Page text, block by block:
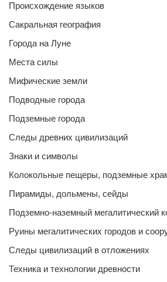
Происхождение языков
Сакральная география
Города на Луне
Места силы
Мифические земли
Подводные города
Подземные города
Следы древних цивилизаций
Знаки и символы
Колокольные пещеры, подземные
Пирамиды, дольмены, сейды
Подземно-наземный мегалитический
Руины мегалитических городов и
Следы цивилизаций в отложениях
Техника и технологии древности